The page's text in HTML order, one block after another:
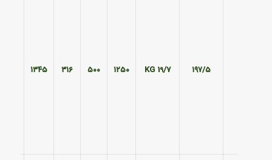
۱۹۷/۵ 19/7 KG ۱۲۵۰ ۵۰۰ ۳۱۶ ۱۳۴۵